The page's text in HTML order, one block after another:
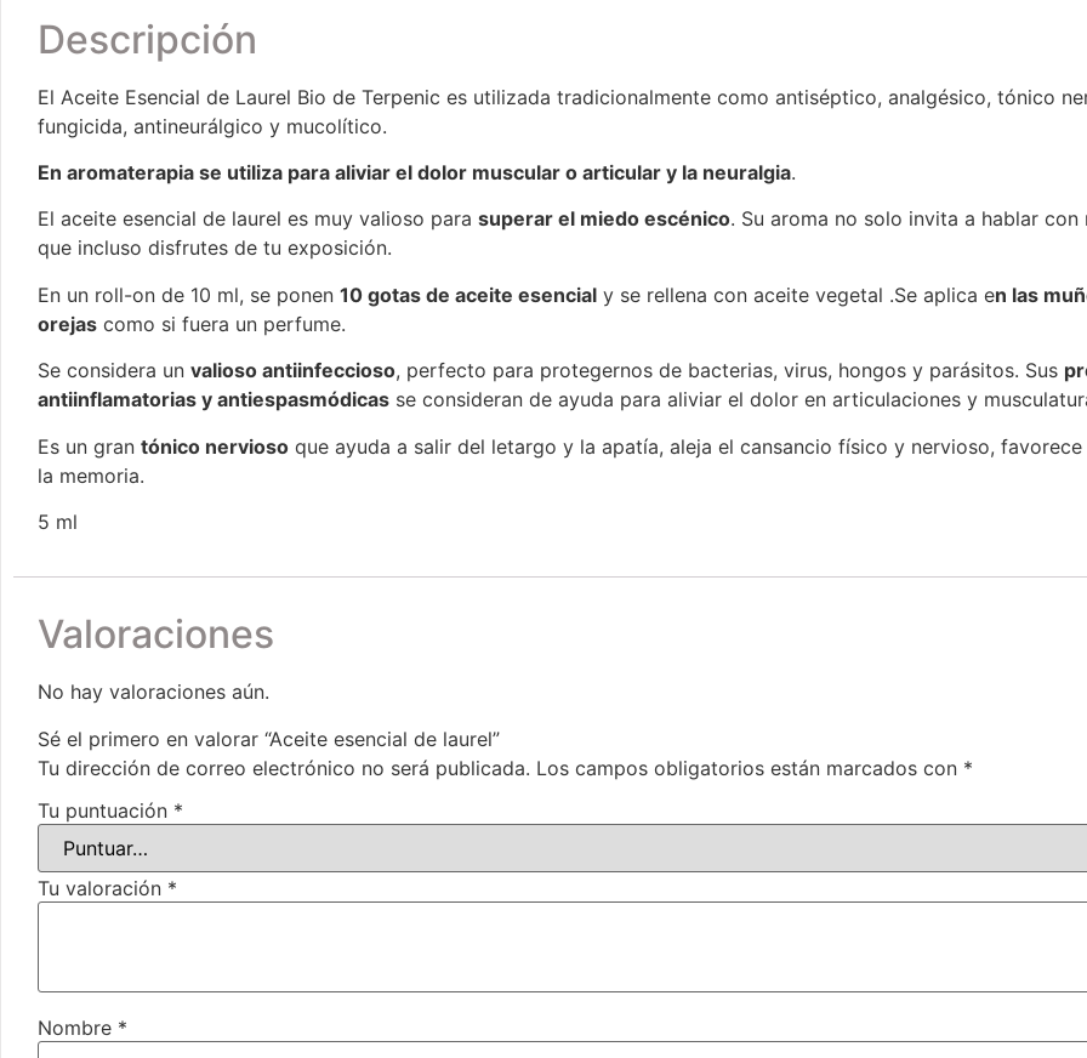
Descripción
El Aceite Esencial de Laurel Bio de Terpenic es utilizada tradicionalmente como antiséptico, analgésico, tónico
fungicida, antineurálgico y mucolítico.
En aromaterapia se utiliza para aliviar el dolor muscular o articular y la neuralgia.
El aceite esencial de laurel es muy valioso para superar el miedo escénico. Su aroma no solo invita a hablar
que incluso disfrutes de tu exposición.
En un roll-on de 10 ml, se ponen 10 gotas de aceite esencial y se rellena con aceite vegetal .Se aplica en las
orejas como si fuera un perfume.
Se considera un valioso antiinfeccioso, perfecto para protegernos de bacterias, virus, hongos y parásitos. Sus
antiinflamatorias y antiespasmódicas se consideran de ayuda para aliviar el dolor en articulaciones y
Es un gran tónico nervioso que ayuda a salir del letargo y la apatía, aleja el cansancio físico y nervioso,
la memoria.
5 ml
Valoraciones
No hay valoraciones aún.
Sé el primero en valorar “Aceite esencial de laurel”
Tu dirección de correo electrónico no será publicada. Los campos obligatorios están marcados con *
Tu puntuación *
Tu valoración *
Nombre *